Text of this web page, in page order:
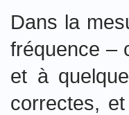
Dans la
fréquence –
et à
correctes,